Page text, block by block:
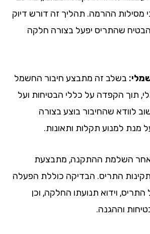
ההרמה. תהליך זה דורש דיוק
שהתריס יפעל בצורה חלקה
בשלב זה מתבצע חיבור החשמל
הקפדה על כללי הבטיחות ועל
שהחיבור בוצע בצורה
למנוע תקלות ותאונות.
ההתקנה, מתבצעת
התריס. הבדיקה כוללת הפעלה
וידוא תנועתו החלקה, וכן
וההגנה.